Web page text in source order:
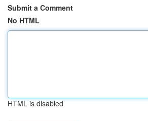
Submit a Comment
No HTML
HTML is disabled